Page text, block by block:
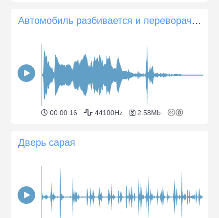
Автомобиль разбивается и переворачивается несколько раз
00:00:16 44100Hz 2.58Mb
Дверь сарая